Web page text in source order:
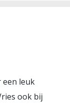
een leuk
ook bij